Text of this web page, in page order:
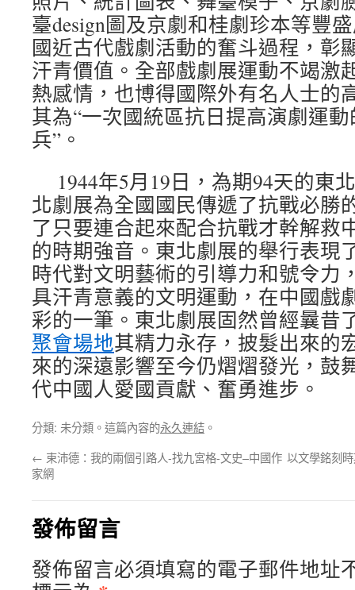
臺design圖及京劇和桂劇珍本等豐
國近古代戲劇活動的奮斗過程，彰
汗青價值。全部戲劇展運動不竭激
熱感情，也博得國際外有名人士的
其為“一次國統區抗日提高演劇運
兵”。
1944年5月19日，為期94天的東
北劇展為全國國民傳遞了抗戰必勝
了只要連合起來配合抗戰才幹解救
的時期強音。東北劇展的舉行表現
時代對文明藝術的引導力和號令力
具汗青意義的文明運動，在中國戲
彩的一筆。東北劇展固然曾經曩昔
聚會場地其精力永存，披髮出來的
來的深遠影響至今仍熠熠發光，鼓
代中國人愛國貢獻、奮勇進步。
分類: 未分類。這篇內容的永久連結 。
← 束沛德：我的兩個引路人-找九宮格-文史–中國作
家網
以文學銘刻
發佈留言
發佈留言必須填寫的電子郵件地址